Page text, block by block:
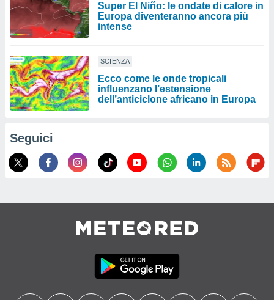
Super El Niño: le ondate di calore in
Europa diventeranno ancora più
intense
SCIENZA
Ecco come le onde tropicali
influenzano l’estensione
dell’anticiclone africano in Europa
Seguici